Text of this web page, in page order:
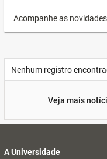
Acompanhe as
Nenhum registro
Veja mais
A Universidade